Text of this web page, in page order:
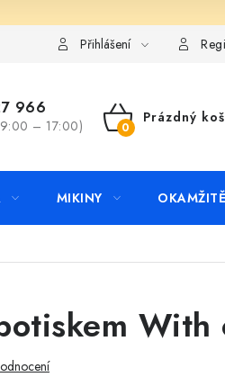
KontaktyPřihlášení
966
– 17:00)
NÁKUPNÍ
Prázdný
MIKINY
With